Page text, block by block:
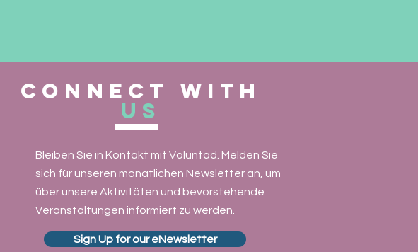
Connect with
us
Bleiben Sie in Kontakt mit Voluntad. Melden Sie
sich für unseren monatlichen Newsletter an, um
über unsere Aktivitäten und bevorstehende
Veranstaltungen informiert zu werden.
Sign Up for our eNewsletter